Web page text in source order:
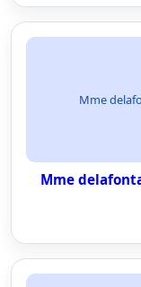
Mme
Mme